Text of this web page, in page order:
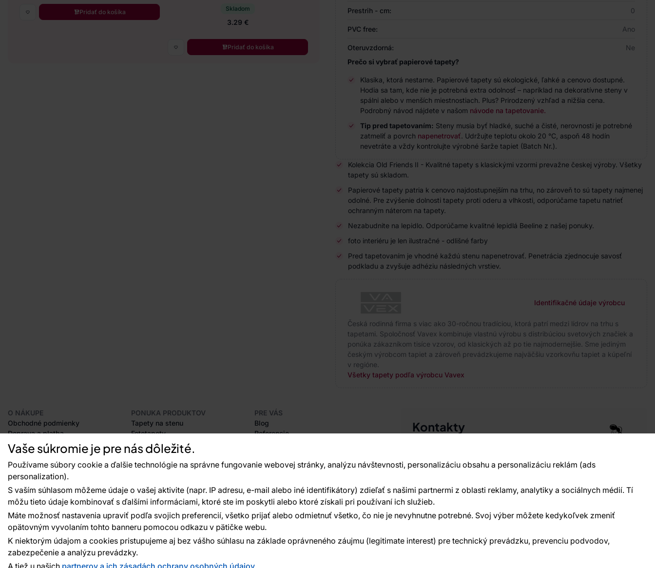
Vaše súkromie je pre nás dôležité.
Používame súbory cookie a ďalšie technológie na správne fungovanie webovej stránky, analýzu návštevnosti, personalizáciu obsahu a personalizáciu reklám (ads
personalization).
S vaším súhlasom môžeme údaje o vašej aktivite (napr. IP adresu, e-mail alebo iné identifikátory) zdieľať s našimi partnermi z oblasti reklamy, analytiky a sociálnych médií. Tí
môžu tieto údaje kombinovať s ďalšími informáciami, ktoré ste im poskytli alebo ktoré získali pri používaní ich služieb.
Máte možnosť nastavenia upraviť podľa svojich preferencií, všetko prijať alebo odmietnuť všetko, čo nie je nevyhnutne potrebné. Svoj výber môžete kedykoľvek zmeniť
opätovným vyvolaním tohto banneru pomocou odkazu v pätičke webu.
K niektorým údajom a cookies pristupujeme aj bez vášho súhlasu na základe oprávneného záujmu (legitimate interest) pre technický prevádzku, prevenciu podvodov,
zabezpečenie a analýzu prevádzky.
A tiež u našich partnerov a ich zásadách ochrany osobných údajov
Prestrih - cm: 0
PVC free: Ano
Oteruvzdorná:
Ne
Prečo si vybrať papierové tapety?
Klasika, ktorá nestarne. Papierové tapety sú ekologické, ľahké a cenovo dostupné.
Hodia sa tam, kde nie je potrebná extra odolnosť – napríklad na dekoratívne steny v
spálni alebo v menších miestnostiach. Plus? Prirodzený vzhľad a nižšia cena.
Podrobný návod nájdete v našom návode na tapetovanie.
Tip pred tapetovaním: Steny musia byť hladké, suché a čisté, nerovnosti je potrebné
zatmeliť a povrch napenetrovať. Udržujte teplotu okolo 20 °C, aspoň 48 hodín
nevetráte a vždy kontrolujte výrobné šarže tapiet (Batch Nr.).
Kolekcia Old Friends II - Kvalitné tapety s klasickými vzormi prevažne českej výroby. Všetky
tapety sú skladom.
Papierové tapety patria k cenovo najdostupnejším na trhu, no zároveň to sú tapety najmenej
odolné. Pre zvýšenie dolnosti tapety proti oderu a vlhkosti, odporúčame tapetu natrieť
ochranným náterom na tapety.
Nezabudnite na lepidlo. Odporúčame kvalitné lepidlá Beeline z našej ponuky.
foto interiéru je len ilustračné - odlišné farby
Pred tapetovaním je vhodné každú stenu napenetrovať. Penetrácia zjednocuje savosť
podkladu a zvyšuje adhéziu následných vrstiev.
Identifikačné údaje výrobcu
Česká rodinná firma s viac ako 30-ročnou tradíciou, ktorá patrí medzi lídrov na trhu s
tapetami. Spoločnosť Vavex kombinuje vlastnú výrobu s distribúciou svetových značiek a
ponúka zákazníkom tisíce vzorov, od klasických až po tie najmodernejšie. Sme jediným
českým výrobcom tapiet a zároveň prevádzkujeme najväčšiu vzorkovňu tapiet a kúpeľní
v regióne.
Všetky tapety podľa výrobcu Vavex
Pridať do košíka Skladom
3.29 €
Pridať do košíka
O NÁKUPE
Obchodné podmienky
Doprava a platba
Odstúpenie od zmluvy
Postup pri podávaní reklamácií
Vrátenie tovaru
Certifikácia CE
Plánovač tapiet
PONUKA PRODUKTOV
Tapety na stenu
Fototapety
Lišty
Dekorácie
Samolepiace fólie
PRE VÁS
Blog
Referencie
Najčastejšie otázky
O SPOLOČNOSTI
O nás
Kontakty
Vavex 1990 s.r.o., IČ: 26776251, DIČ: CZ26776251
Ďalšie kontakty
Platobné metódy: Platby zaisťuje: